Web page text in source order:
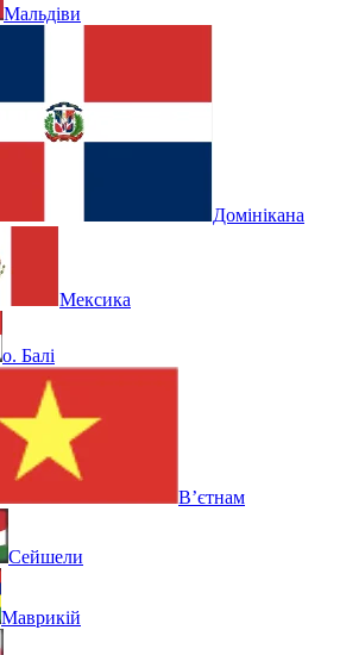
Мальдіви
Домінікана
Мексика
о. Балі
В’єтнам
Сейшели
Маврикій